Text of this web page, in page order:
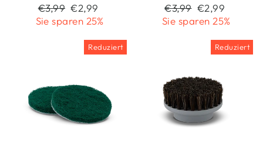
Normaler
Preis
€3,99 Sonderpreis
€2,99
Sie sparen 25%
Normaler
Preis
€3,99 Sonderpreis
€2,99
Sie sparen 25%
Reduziert Reduziert